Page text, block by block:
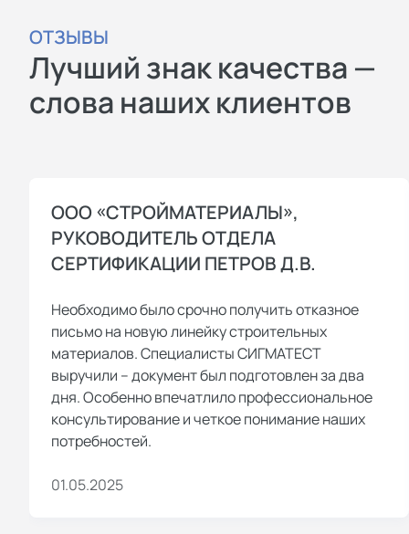
ОТЗЫВЫ
Лучший знак качества —
слова наших клиентов
ООО «СТРОЙМАТЕРИАЛЫ»,
РУКОВОДИТЕЛЬ ОТДЕЛА
СЕРТИФИКАЦИИ ПЕТРОВ Д.В.
Необходимо было срочно получить отказное
письмо на новую линейку строительных
материалов. Специалисты СИГМАТЕСТ
выручили – документ был подготовлен за два
дня. Особенно впечатлило профессиональное
консультирование и четкое понимание наших
потребностей.
01.05.2025